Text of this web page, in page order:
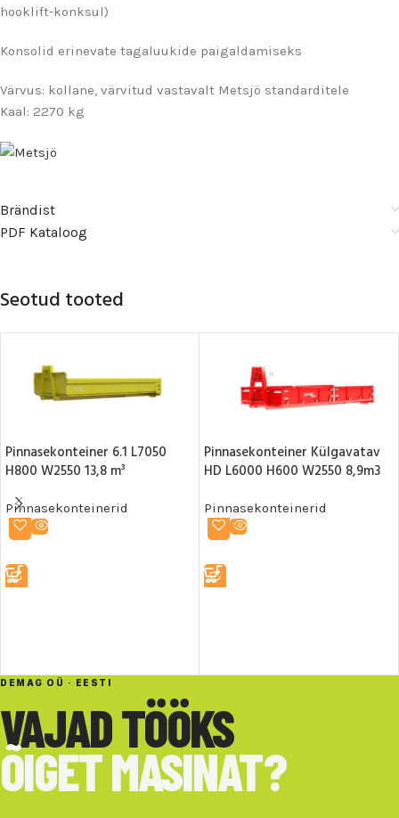
hooklift-konksul)
Konsolid erinevate tagaluukide paigaldamiseks
Värvus: kollane, värvitud vastavalt Metsjö standarditele
Kaal: 2270 kg
Brändist
PDF Kataloog
Seotud tooted
Pinnasekonteiner 6.1 L7050
H800 W2550 13,8 m³
Pinnasekonteinerid
Pinnasekonteiner Külgavatav
HD L6000 H600 W2550 8,9m3
Pinnasekonteinerid
DEMAG OÜ · EESTI
VAJAD TÖÖKS
ÕIGET MASINAT?